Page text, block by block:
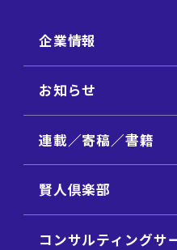
企業情報
お知らせ
連載／寄稿／書籍
賢人倶楽部
コンサルティングサ